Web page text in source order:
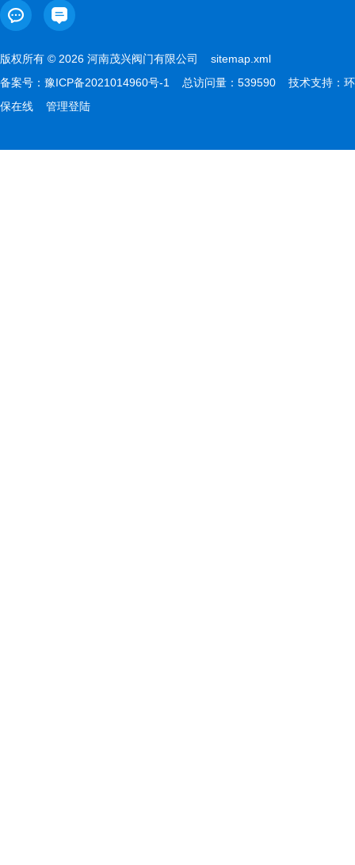
版权所有 © 2026 河南茂兴阀门有限公司 sitemap.xml
备案号： 豫ICP备2021014960号-1 总访问量：539590 技术支持： 环
保在线
管理登陆